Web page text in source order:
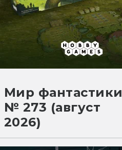
Мир фантастики
№ 273 (август
2026)